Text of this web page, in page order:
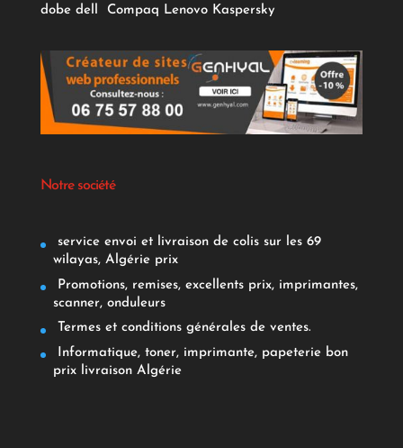
dobe dell Compaq Lenovo Kaspersky
Notre société
service envoi et livraison de colis sur les 69
wilayas, Algérie prix
Promotions, remises, excellents prix, imprimantes,
scanner, onduleurs
Termes et conditions générales de ventes.
Informatique, toner, imprimante, papeterie bon
prix livraison Algérie